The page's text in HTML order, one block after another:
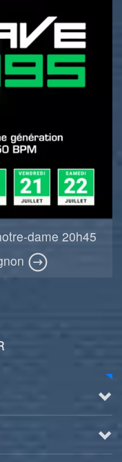
dame 20h45